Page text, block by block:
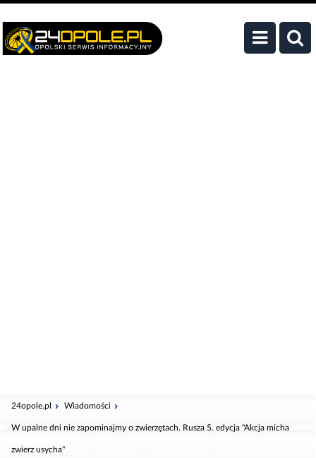
24opole.pl Wiadomości
W upalne dni nie zapominajmy o zwierzętach. Rusza 5. edycja "Akcja micha
zwierz usycha"